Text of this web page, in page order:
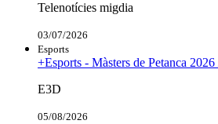
Telenotícies migdia
03/07/2026
Esports
+Esports - Màsters de Petanca
E3D
05/08/2026